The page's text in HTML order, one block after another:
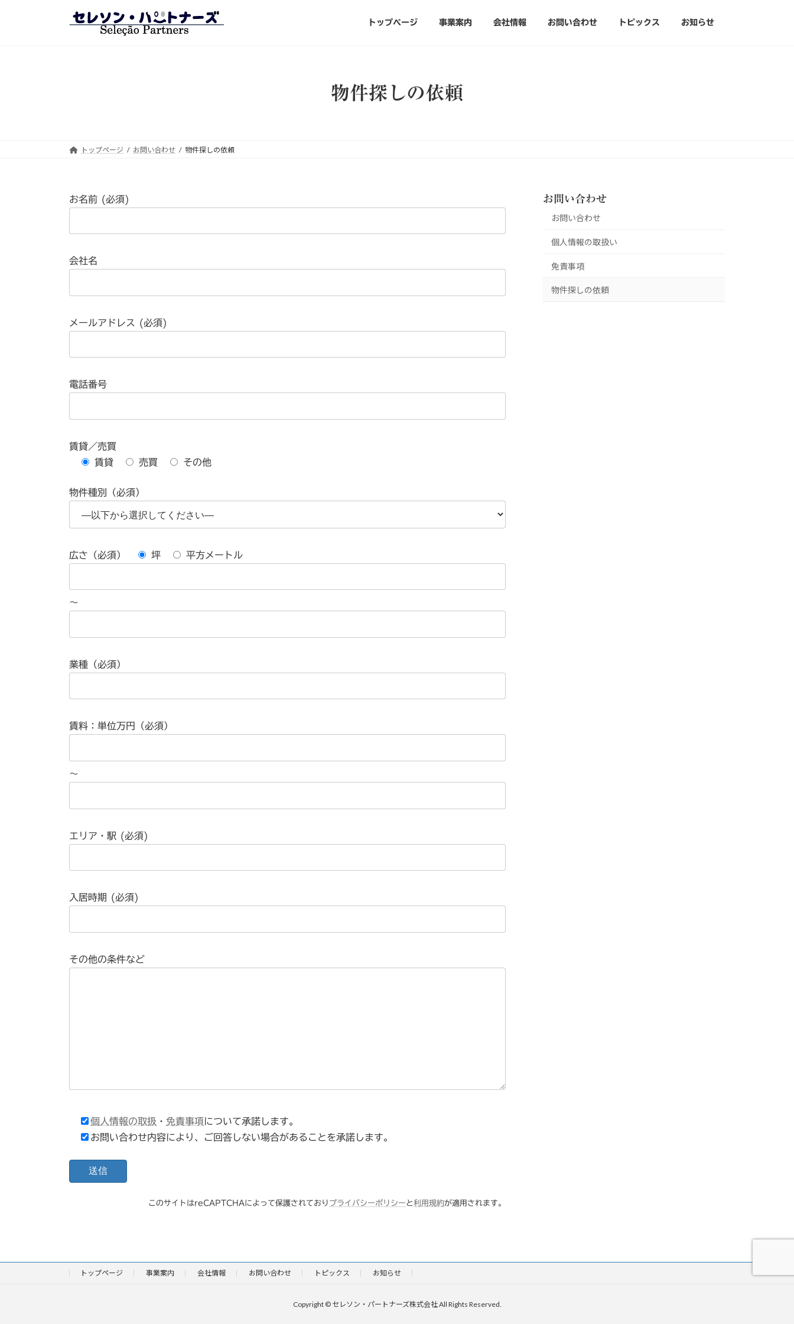
トップページ 事業案内 会社情報 お問い合わせ トピックス お知らせ
物件探しの依頼
トップページ お問い合わせ 物件探しの依頼
お名前 (必須)
会社名
メールアドレス (必須)
電話番号
賃貸／売買
賃貸
売買 その他
物件種別（必須）
広さ（必須） 坪 平方メートル
～
業種（必須）
賃料：単位万円（必須）
～
エリア・駅 (必須)
入居時期 (必須)
その他の条件など
個人情報の取扱 ・ 免責事項について承諾します。
お問い合わせ内容により、ご回答しない場合があることを承諾します。
このサイトはreCAPTCHAによって保護されており プライバシーポリシーと利用規約が適用されます。
お問い合わせ
お問い合わせ
個人情報の取扱い
免責事項
物件探しの依頼
トップページ 事業案内 会社情報 お問い合わせ トピックス お知らせ
Copyright © セレソン・パートナーズ株式会社 All Rights Reserved.